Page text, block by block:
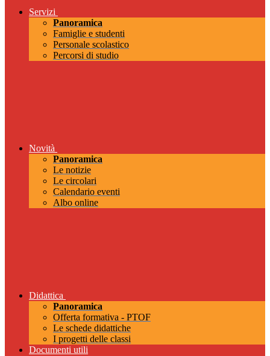
Servizi
Panoramica
Famiglie e studenti
Personale scolastico
Percorsi di studio
Novità
Panoramica
Le notizie
Le circolari
Calendario eventi
Albo online
Didattica
Panoramica
Offerta formativa - PTOF
Le schede didattiche
I progetti delle classi
Documenti utili